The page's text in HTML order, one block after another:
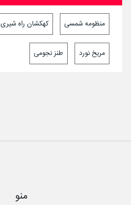
منظومه شمسی کهکشان راه شیری
مریخ نورد طنز نجومی
منو